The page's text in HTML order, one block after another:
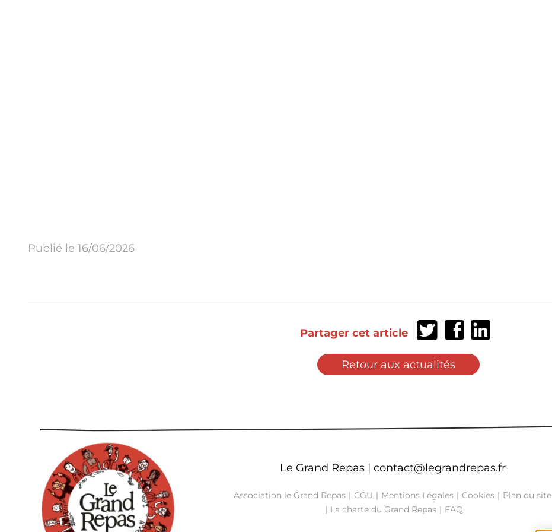
Publié le 16/06/2026
Partager cet article
Partager
sur
Twitter
Partager
sur
Facebook
Partager
sur
Retour aux actualités
Le Grand Repas | contact@legrandrepas.fr
Association le Grand Repas CGU Mentions Légales Cookies
Plan du site
La charte du Grand Repas
FAQ